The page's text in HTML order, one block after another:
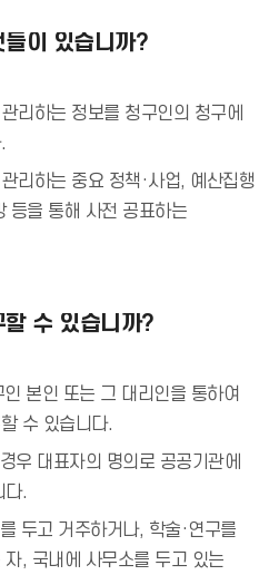
이 있습니까?
리하는 정보를 청구인의 청구에
리하는 중요 정책·사업, 예산집행
등을 통해 사전 공표하는
수 있습니까?
본인 또는 그 대리인을 통하여
수 있습니다.
우 대표자의 명의로 공공기관에
다.
두고 거주하거나, 학술·연구를
, 국내에 사무소를 두고 있는